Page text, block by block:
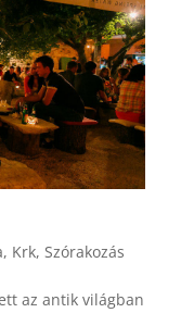
, Krk, Szórakozás
az antik világban